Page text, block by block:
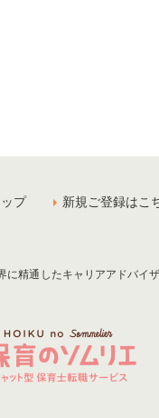
プ 新規ご登録はこ
精通したキャリアアドバ